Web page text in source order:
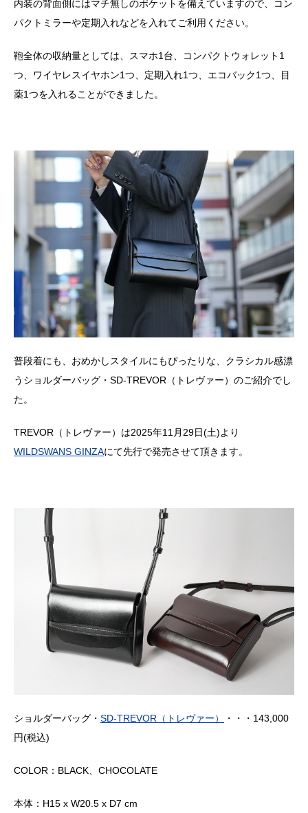
内装の背面側にはマチ無しのポケットを備えていますので、コン
パクトミラーや定期入れなどを入れてご利用ください。
鞄全体の収納量としては、スマホ1台、コンパクトウォレット1
つ、ワイヤレスイヤホン1つ、定期入れ1つ、エコバック1つ、目
薬1つを入れることができました。
普段着にも、おめかしスタイルにもぴったりな、クラシカル感漂
うショルダーバッグ・SD-TREVOR（トレヴァー）のご紹介でし
た。
TREVOR（トレヴァー）は2025年11月29日(土)より
WILDSWANS GINZAにて先行で発売させて頂きます。
ショルダーバッグ・ SD-TREVOR（トレヴァー）
・・・143,000
円(税込)
COLOR：BLACK、CHOCOLATE
本体：H15 x W20.5 x D7 cm